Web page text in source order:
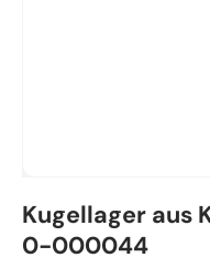
Kugellager aus
0-000044